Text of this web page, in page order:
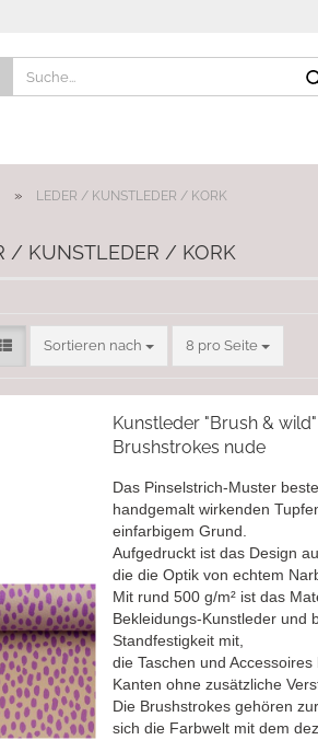
» LEDER / KUNSTLEDER / KORK
/ KUNSTLEDER / KORK
Sortieren nach
Sortieren nach 8 pro Seite
pro Seite
Kunstleder "Brush &
Brushstrokes nude
Das Pinselstrich-Muster
handgemalt wirkenden
einfarbigem Grund.
Aufgedruckt ist das Design
die die Optik von echtem
Mit rund 500 g/m² ist das
Bekleidungs-Kunstleder und
Standfestigkeit mit,
die Taschen und
Kanten ohne zusätzliche
Die Brushstrokes gehören
sich die Farbwelt mit dem